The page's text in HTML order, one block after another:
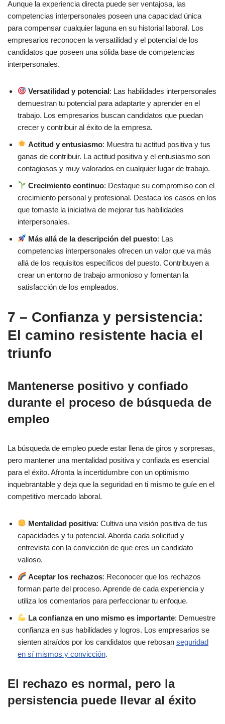
Aunque la experiencia directa puede ser ventajosa, las
competencias interpersonales poseen una capacidad única
para compensar cualquier laguna en su historial laboral. Los
empresarios reconocen la versatilidad y el potencial de los
candidatos que poseen una sólida base de competencias
interpersonales.
Versatilidad y potencial: Las habilidades interpersonales
demuestran tu potencial para adaptarte y aprender en el
trabajo. Los empresarios buscan candidatos que puedan
crecer y contribuir al éxito de la empresa.
Actitud y entusiasmo: Muestra tu actitud positiva y tus
ganas de contribuir. La actitud positiva y el entusiasmo son
contagiosos y muy valorados en cualquier lugar de trabajo.
Crecimiento continuo: Destaque su compromiso con el
crecimiento personal y profesional. Destaca los casos en los
que tomaste la iniciativa de mejorar tus habilidades
interpersonales.
Más allá de la descripción del puesto: Las
competencias interpersonales ofrecen un valor que va más
allá de los requisitos específicos del puesto. Contribuyen a
crear un entorno de trabajo armonioso y fomentan la
satisfacción de los empleados.
7 – Confianza y persistencia:
El camino resistente hacia el
triunfo
Mantenerse positivo y confiado
durante el proceso de búsqueda de
empleo
La búsqueda de empleo puede estar llena de giros y sorpresas,
pero mantener una mentalidad positiva y confiada es esencial
para el éxito. Afronta la incertidumbre con un optimismo
inquebrantable y deja que la seguridad en ti mismo te guíe en el
competitivo mercado laboral.
Mentalidad positiva: Cultiva una visión positiva de tus
capacidades y tu potencial. Aborda cada solicitud y
entrevista con la convicción de que eres un candidato
valioso.
Aceptar los rechazos: Reconocer que los rechazos
forman parte del proceso. Aprende de cada experiencia y
utiliza los comentarios para perfeccionar tu enfoque.
La confianza en uno mismo es importante: Demuestre
confianza en sus habilidades y logros. Los empresarios se
sienten atraídos por los candidatos que rebosan seguridad
en sí mismos y convicción.
El rechazo es normal, pero la
persistencia puede llevar al éxito